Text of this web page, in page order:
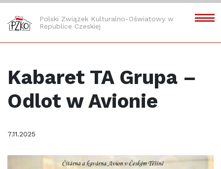
Polski Związek Kulturalno-Oświatowy w
Republice Czeskiej
Kabaret TA Grupa –
Odlot w Avionie
7.11.2025